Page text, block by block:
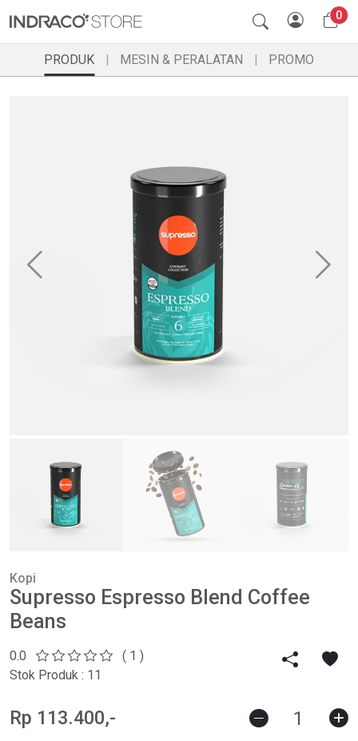
0
PRODUK MESIN & PERALATAN PROMO
Previous
Kopi
Supresso Espresso Blend Coffee
Beans
0.0
( 1 )
Stok Produk : 11
Rp 113.400,-